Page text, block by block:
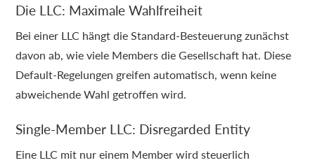
Die LLC: Maximale Wahlfreiheit
Bei einer LLC hängt die Standard-Besteuerung zunächst
davon ab, wie viele Members die Gesellschaft hat. Diese
Default-Regelungen greifen automatisch, wenn keine
abweichende Wahl getroffen wird.
Single-Member LLC: Disregarded Entity
Eine LLC mit nur einem Member wird steuerlich